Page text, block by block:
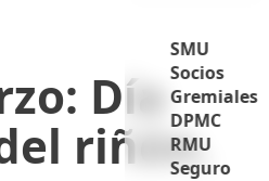
SMU
Socios
Gremiales
DPMC
RMU
Seguro
Día
riñón.